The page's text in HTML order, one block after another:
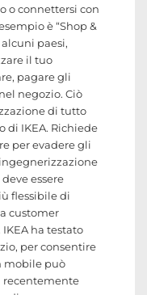
o connettersi con
è “Shop &
paesi,
il tuo
pagare gli
negozio. Ciò
di tutto
di IKEA. Richiede
per evadere gli
essere
flessibile di
customer
ha testato
per consentire
mobile può
recentemente